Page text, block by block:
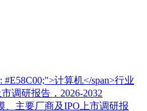
、主要厂商及IPO上市调研报